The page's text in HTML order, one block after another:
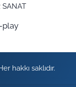
SANAT
hakkı saklıdır.